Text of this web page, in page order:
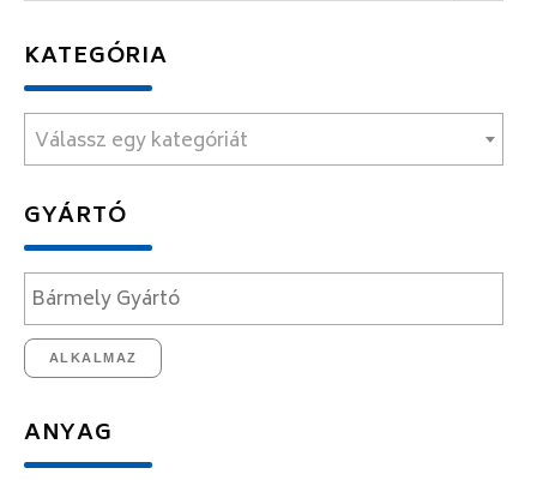
KATEGÓRIA
Válassz egy kategóriát
GYÁRTÓ
ALKALMAZ
ANYAG